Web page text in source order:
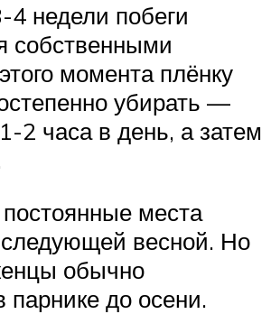
4 недели побеги
собственными
момента плёнку
убирать —
2 часа в день, а затем
места
весной. Но
обычно
парнике до осени.